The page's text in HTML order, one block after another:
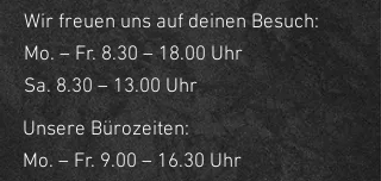
Wir freuen uns auf deinen Besuch:
Mo. – Fr. 8.30 – 18.00 Uhr
Sa. 8.30 – 13.00 Uhr
Unsere Bürozeiten:
Mo. – Fr. 9.00 – 16.30 Uhr